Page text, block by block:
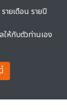
ายเดือน รายปี
ห้กับตัวท่านเอง